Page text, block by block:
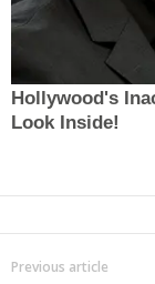
Previous article